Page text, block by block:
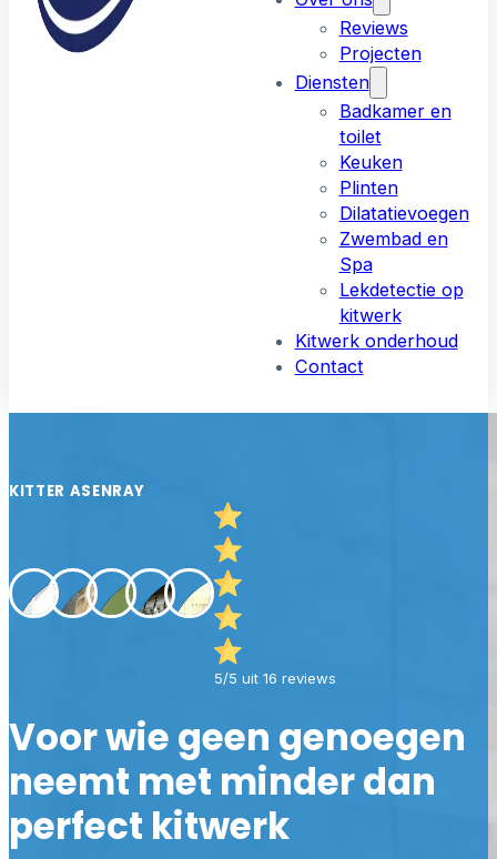
Reviews
Projecten
Diensten
Badkamer en
toilet
Keuken
Plinten
Dilatatievoegen
Zwembad en
Spa
Lekdetectie op
kitwerk
Kitwerk onderhoud
Contact
KITTER ASENRAY
5/5 uit 16 reviews
Voor wie geen genoegen
neemt met minder dan
perfect kitwerk